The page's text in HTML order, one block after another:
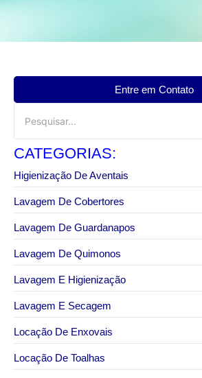
Entre em Contato
CATEGORIAS:
Higienização De Aventais
Lavagem De Cobertores
Lavagem De Guardanapos
Lavagem De Quimonos
Lavagem E Higienização
Lavagem E Secagem
Locação De Enxovais
Locação De Toalhas